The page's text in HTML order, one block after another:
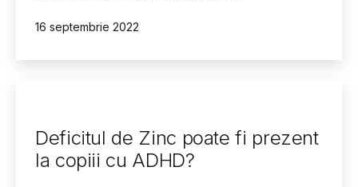
Publicat
16 septembrie 2022
Deficitul de Zinc poate fi prezent
la copiii cu ADHD?